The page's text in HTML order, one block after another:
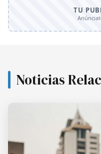
TU
Noticias